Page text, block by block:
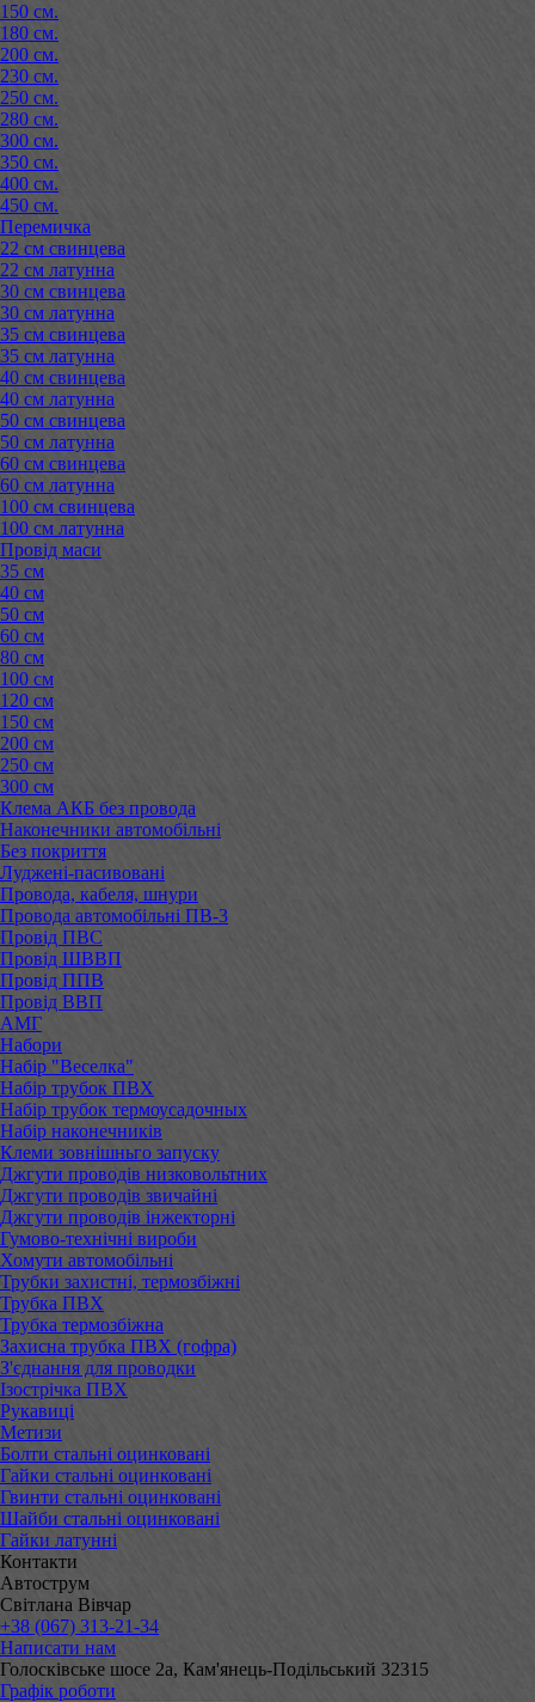
150 см.
180 см.
200 см.
230 см.
250 см.
280 см.
300 см.
350 см.
400 см.
450 см.
Перемичка
22 см свинцева
22 см латунна
30 см свинцева
30 см латунна
35 см свинцева
35 см латунна
40 см свинцева
40 см латунна
50 см свинцева
50 см латунна
60 см свинцева
60 см латунна
100 см свинцева
100 см латунна
Провід маси
35 см
40 см
50 см
60 см
80 см
100 см
120 см
150 см
200 см
250 см
300 см
Клема АКБ без провода
Наконечники автомобільні
Без покриття
Луджені-пасивовані
Провода, кабеля, шнури
Провода автомобільні ПВ-3
Провід ПВС
Провід ШВВП
Провід ППВ
Провід ВВП
АМГ
Набори
Набір "Веселка"
Набір трубок ПВХ
Набір трубок термоусадочных
Набір наконечників
Клеми зовнішньго запуску
Джгути проводів низковольтних
Джгути проводів звичайні
Джгути проводів інжекторні
Гумово-технічні вироби
Хомути автомобільні
Трубки захистні, термозбіжні
Трубка ПВХ
Трубка термозбіжна
Захисна трубка ПВХ (гофра)
З'єднання для проводки
Ізострічка ПВХ
Рукавиці
Метизи
Болти стальні оцинковані
Гайки стальні оцинковані
Гвинти стальні оцинковані
Шайби стальні оцинковані
Гайки латунні
Контакти
Автострум
Світлана Вівчар
+38 (067) 313-21-34
Написати нам
Голосківське шосе 2а, Кам'янець-Подільський 32315
Графік роботи